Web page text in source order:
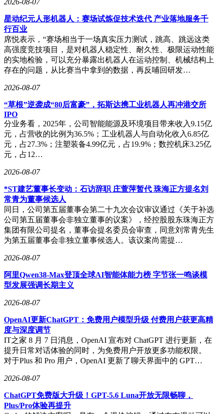
样品测试等方式进一步验证产品适配性，确保轴承性能与设备
需求完全匹配。随着工业自动化向更高精度、更高效率方向发
展，高精密机器人轴承的技术迭代与供应能力将成为行业竞争
的关键，而具备技术认证、行业经验与供应稳定性的企业，无
疑将在市场中占据更有利的位置。
星动纪元人形机器人：赛场试炼促技术迭代 产业落地服务千
行百业
席悦表示，“赛场相当于一场真实压力测试，跳高、跳远这类
高强度竞技项目，是对机器人稳定性、耐久性、极限运动性能
的实地检验，可以充分暴露出机器人在运动控制、机械结构上
存在的问题，从比赛当中拿到的数据，再反哺回研发…
2026-08-07
“草根”逆袭成“80后富豪”，拓斯达携工业机器人再冲港交所
IPO
分业务看，2025年，公司智能能源及环境项目带来收入9.15亿
元，占营收的比例为36.5%；工业机器人与自动化收入6.85亿
元，占27.3%；注塑装备4.99亿元，占19.9%；数控机床3.25亿
元，占12…
2026-08-07
*ST建艺董事长变动：石访辞职 庄萱萍暂代 珠海正方提名刘
常青为董事候选人
同日，公司第五届董事会第二十九次会议审议通过《关于补选
公司第五届董事会非独立董事的议案》，经控股股东珠海正方
集团有限公司提名，董事会提名委员会审查，同意刘常青先生
为第五届董事会非独立董事候选人。该议案尚需提…
2026-08-07
阿里Qwen38-Max登顶全球AI智能体能力榜 字节张一鸣谈模
型发展强调长期主义
2026-08-07
OpenAI更新ChatGPT：免费用户模型升级 付费用户获更高精
度与深度调节
IT之家 8 月 7 日消息，OpenAI 宣布对 ChatGPT 进行更新，在
提升日常对话体验的同时，为免费用户开放更多功能权限。
对于Plus 和 Pro 用户，OpenAI 更新了聊天界面中的 GPT…
2026-08-07
ChatGPT免费版大升级！GPT-5.6 Luna开放无限畅聊，
Plus/Pro体验再提升